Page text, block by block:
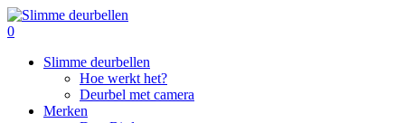
Skip
to
content
search
0
Slimme deurbellen
Hoe werkt het?
Deurbel met camera
Merken